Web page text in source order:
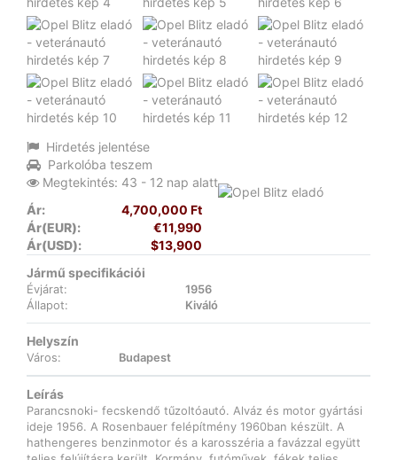
Hirdetés jelentése
Parkolóba teszem
Megtekintés: 43 - 12 nap alatt
Ár:
4,700,000 Ft
Ár(EUR):
€11,990
Ár(USD):
$13,900
Jármű specifikációi
Évjárat:
1956
Állapot:
Kiváló
Helyszín
Város: Budapest
Leírás
Parancsnoki- fecskendő tűzoltóautó. Alváz és motor gyártási
ideje 1956. A Rosenbauer felépítmény 1960ban készült. A
hathengeres benzinmotor és a karosszéria a favázzal együtt